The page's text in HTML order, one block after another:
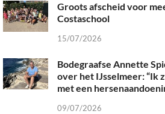
Groots afscheid voor
Costaschool
15/07/2026
Bodegraafse Annette
over het IJsselmeer: “Ik
met een
09/07/2026